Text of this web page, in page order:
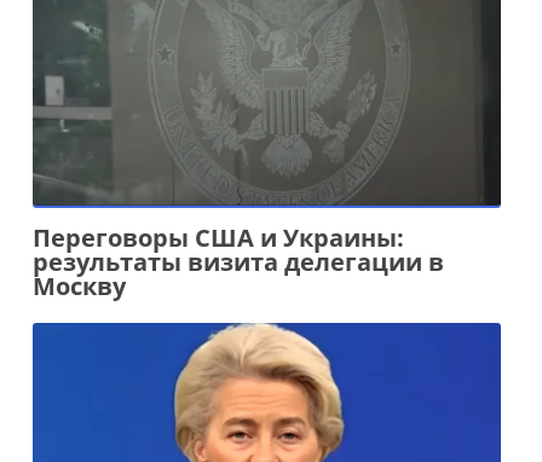
Переговоры США и Украины:
результаты визита делегации в
Москву